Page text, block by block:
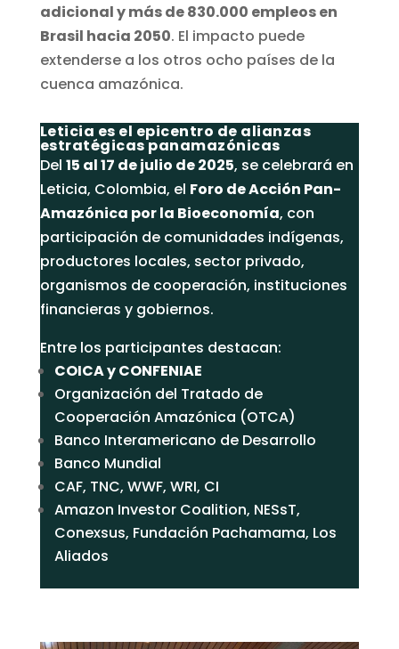
adicional y más de 830.000 empleos en
Brasil hacia 2050. El impacto puede
extenderse a los otros ocho países de la
cuenca amazónica.
Leticia es el epicentro de alianzas
estratégicas panamazónicas
Del 15 al 17 de julio de 2025, se celebrará en
Leticia, Colombia, el Foro de Acción Pan-
Amazónica por la Bioeconomía, con
participación de comunidades indígenas,
productores locales, sector privado,
organismos de cooperación, instituciones
financieras y gobiernos.
Entre los participantes destacan:
COICA y CONFENIAE
Organización del Tratado de
Cooperación Amazónica (OTCA)
Banco Interamericano de Desarrollo
Banco Mundial
CAF, TNC, WWF, WRI, CI
Amazon Investor Coalition, NESsT,
Conexsus, Fundación Pachamama, Los
Aliados